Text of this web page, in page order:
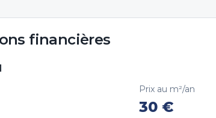
financières
Prix au m²/an
30 €